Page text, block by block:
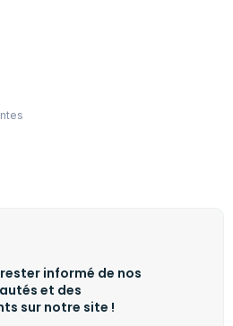
informé de nos
et des
sur notre site !